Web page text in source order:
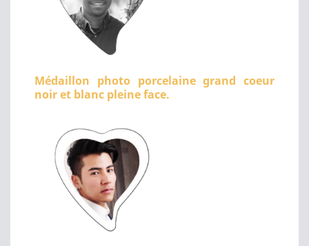
Médaillon photo porcelaine grand coeur
noir et blanc pleine face.